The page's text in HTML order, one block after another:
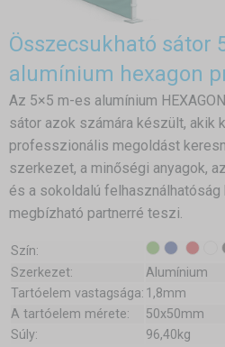
Összecsukható sátor
alumínium hexagon
Az 5×5 m-es alumínium
sátor azok számára készült, akik
professzionális megoldást
szerkezet, a minőségi anyagok,
és a sokoldalú
megbízható partnerré teszi.
Szín:
Szerkezet:
Alumínium
Tartóelem vastagsága: 1,8mm
A tartóelem mérete:
50x50mm
Súly:
96,40kg